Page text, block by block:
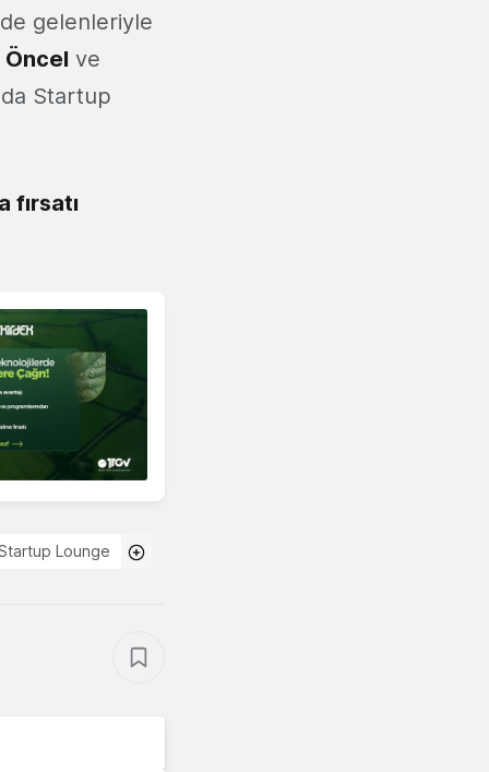
gelenleriyle
Öncel ve
Startup
fırsatı
Lounge